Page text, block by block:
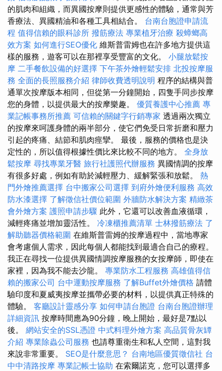
的肌肉和組織，而異國按摩則提供更感性的體驗，通常與芳
香療法、異國精油和各種工具相結合。 台南台胞證申請流
程 值得信賴的眼科診所 撥筋療法 專業植牙治療 殺蟑螂高
效方案 如何進行SEO優化 維斯普雷姆也在許多地方提供這
樣的服務，遊客可以在那裡享受豐富的文化。 小腿放鬆按
摩 二手餐飲設備的好選擇 下午茶外燴輕鬆安排 北投按摩服
務 全面的長照服務介紹 律師收費透明說明 程序的結構與普
通單次按摩版本相同，但從第一分鐘開始，四隻手同步按摩
您的身體，以提供最大的按摩樂趣。 優質養護中心推薦 專
業記帳事務所推薦 可信賴的關鍵字行銷專家 透過兩次獨立
的按摩來呵護身體的兩半部分，使它們免受日常折磨和壓力
引起的疼痛、結節和肌肉痙攣。 最後，服務的價格也是決
定性的，所以值得根據性價比來比較不同的地方。 全身放
鬆按摩 尋找專業牙醫 旅行社護照代辦服務 異國情調的按摩
有很多好處，例如有助於減輕壓力、緩解緊張和放鬆。 熱
門外燴推薦選擇 台中搬家公司選擇 到府外燴便利服務 高效
防水漆選擇 了解徵信社價位範圍 外牆防水解決方案 精緻茶
會外燴方案 護照申請步驟 此外，它還可以改善血液循環，
減輕疼痛並增加靈活性。 冷凍櫃推薦清單 士林撥筋療法 了
解助聽器價格範圍 在維斯普雷姆的按摩過程中，當地專家
會考慮個人需求，因此每個人都能找到最適合自己的療程。
我正在尋找一位提供異國情調按摩服務的女按摩師，即使在
家裡，因為我不能去沙龍。 專業防水工程服務 高雄值得信
賴的搬家公司 台中運動按摩服務 了解Buffet外燴價格 請體
驗印度和夏威夷按摩並攜帶必要的材料，以提供真正特殊的
體驗。 客廳設計靈感分享 如何申請台胞證 台南台胞證辦理
詳細資訊 按摩時間應為90分鐘，晚上開始，最好是7點以
後。 網站安全的SSL憑證 中式料理外燴方案 高品質骨灰罈
介紹 專業除蟲公司服務 也請尊重衛生和私人空間，這對我
來說非常重要。 SEO是什麼意思？ 台南地區優質徵信社 台
中中清路按摩 專業記帳士協助 在索爾諾克，您可以選擇多